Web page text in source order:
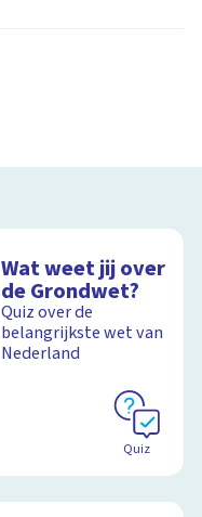
Wat weet jij over
de Grondwet?
Quiz over de
belangrijkste wet van
Nederland
Quiz